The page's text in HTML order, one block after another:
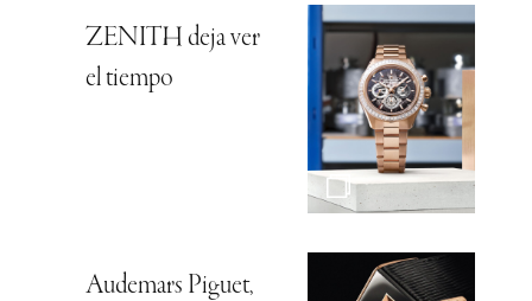
ZENITH deja ver
el tiempo
Audemars Piguet,